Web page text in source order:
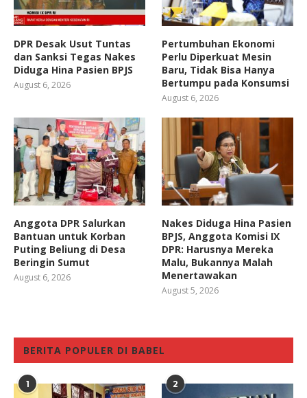
DPR Desak Usut Tuntas
dan Sanksi Tegas Nakes
Diduga Hina Pasien BPJS
August 6, 2026
Pertumbuhan Ekonomi
Perlu Diperkuat Mesin
Baru, Tidak Bisa Hanya
Bertumpu pada Konsumsi
August 6, 2026
Anggota DPR Salurkan
Bantuan untuk Korban
Puting Beliung di Desa
Beringin Sumut
August 6, 2026
Nakes Diduga Hina Pasien
BPJS, Anggota Komisi IX
DPR: Harusnya Mereka
Malu, Bukannya Malah
Menertawakan
August 5, 2026
BERITA POPULER DI BABEL
1 2